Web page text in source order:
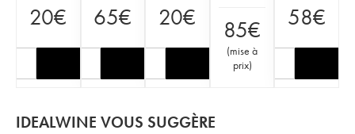
20€ 65€ 20€ 85€
(mise à
prix)
58€
IDEALWINE VOUS SUGGÈRE